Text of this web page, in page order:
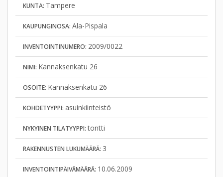
KUNTA: Tampere
KAUPUNGINOSA: Ala-Pispala
INVENTOINTINUMERO: 2009/0022
NIMI: Kannaksenkatu 26
OSOITE: Kannaksenkatu 26
KOHDETYYPPI: asuinkiinteistö
NYKYINEN TILATYYPPI:tontti
RAKENNUSTEN LUKUMÄÄRÄ: 3
INVENTOINTIPÄIVÄMÄÄRÄ: 10.06.2009